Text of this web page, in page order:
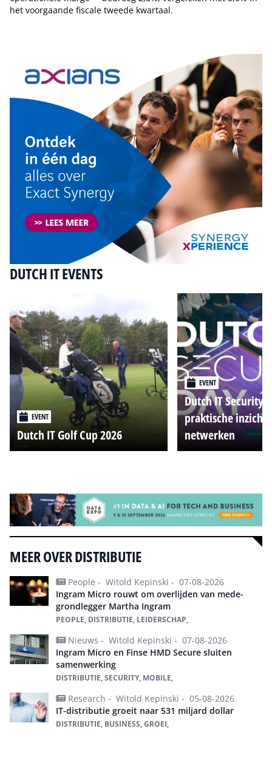
het voorgaande fiscale tweede kwartaal.
DUTCH IT EVENTS
EVENT
Dutch IT Golf Cup 2026
EVENT
Dutch IT Security
praktische
netwerken
MEER OVER DISTRIBUTIE
People - Witold Kepinski - 07-08-2026
Ingram Micro rouwt om overlijden van mede-
grondlegger Martha Ingram
PEOPLE, DISTRIBUTIE, LEIDERSCHAP,
Nieuws - Witold Kepinski - 07-08-2026
Ingram Micro en Finse HMD Secure sluiten
samenwerking
DISTRIBUTIE, SECURITY, MOBILE,
Research - Witold Kepinski - 05-08-2026
IT-distributie groeit naar 531 miljard dollar
DISTRIBUTIE, BUSINESS, GROEI,